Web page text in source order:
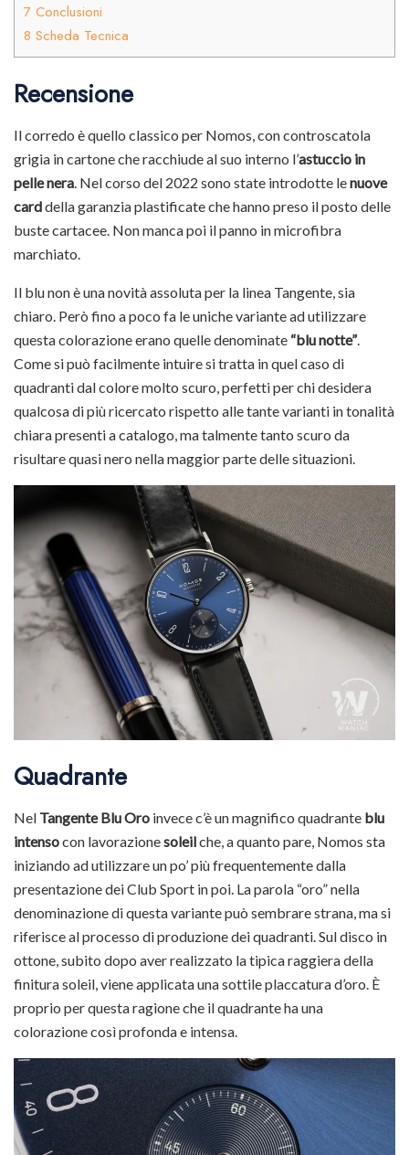
7 Conclusioni
8 Scheda Tecnica
Recensione
Il corredo è quello classico per Nomos, con controscatola
grigia in cartone che racchiude al suo interno l’astuccio in
pelle nera. Nel corso del 2022 sono state introdotte lenuove
carddella garanzia plastificate che hanno preso il posto delle
buste cartacee. Non manca poi il panno in microfibra
marchiato.
Il blu non è una novità assoluta per la linea Tangente, sia
chiaro. Però fino a poco fa le uniche variante ad utilizzare
questa colorazione erano quelle denominate “blu notte”.
Come si può facilmente intuire si tratta in quel caso di
quadranti dal colore molto scuro, perfetti per chi desidera
qualcosa di più ricercato rispetto alle tante varianti in tonalità
chiara presenti a catalogo, ma talmente tanto scuro da
risultare quasi nero nella maggior parte delle situazioni.
Quadrante
Nel Tangente Blu Oro invece c’è un magnifico quadrante blu
intensocon lavorazionesoleilche, a quanto pare, Nomos sta
iniziando ad utilizzare un po’ più frequentemente dalla
presentazione dei Club Sport in poi. La parola “oro” nella
denominazione di questa variante può sembrare strana, ma si
riferisce al processo di produzione dei quadranti. Sul disco in
ottone, subito dopo aver realizzato la tipica raggiera della
finitura soleil, viene applicata una sottile placcatura d’oro. È
proprio per questa ragione che il quadrante ha una
colorazione così profonda e intensa.